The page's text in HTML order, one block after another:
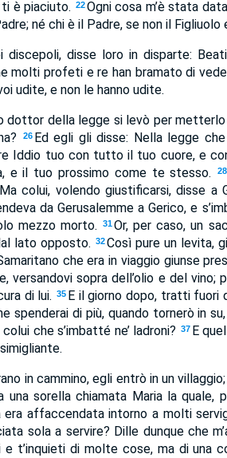
è piaciuto. 22Ogni cosa m’è stata
né chi è il Padre, se non il
discepoli, disse loro in disparte:
molti profeti e re han bramato di
udite, e non le hanno udite.
dottor della legge si levò per
26 Ed egli gli disse: Nella legge
Iddio tuo con tutto il tuo cuore, e
e il tuo prossimo come te stesso.
28
Ma colui, volendo giustificarsi, disse a
da Gerusalemme a Gerico, e
mezzo morto.
31Or, per caso, un
lato opposto. 32 Così pure un levita,
che era in viaggio giunse
versandovi sopra dell’olio e del
di lui. 35 E il giorno dopo, tratti fuori
spenderai di più, quando tornerò in
che s’imbatté ne’ ladroni? 37 E
in cammino, egli entrò in un
una sorella chiamata Maria la
era affaccendata intorno a molti
sola a servire? Dille dunque che
t’inquieti di molte cose, ma di una